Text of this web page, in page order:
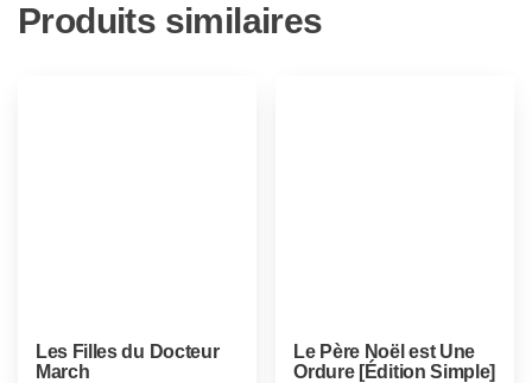
Produits similaires
Les Filles du Docteur
March
Le Père Noël est Une
Ordure [Édition Simple]